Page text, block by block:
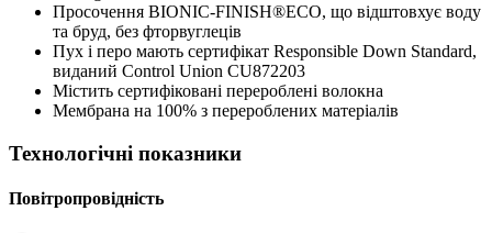
Просочення BIONIC-FINISH®ECO, що відштовхує воду
та бруд, без фторвуглеців
Пух і перо мають сертифікат Responsible Down Standard,
виданий Control Union CU872203
Містить сертифіковані перероблені волокна
Мембрана на 100% з перероблених матеріалів
Технологічні показники
Повітропровідність